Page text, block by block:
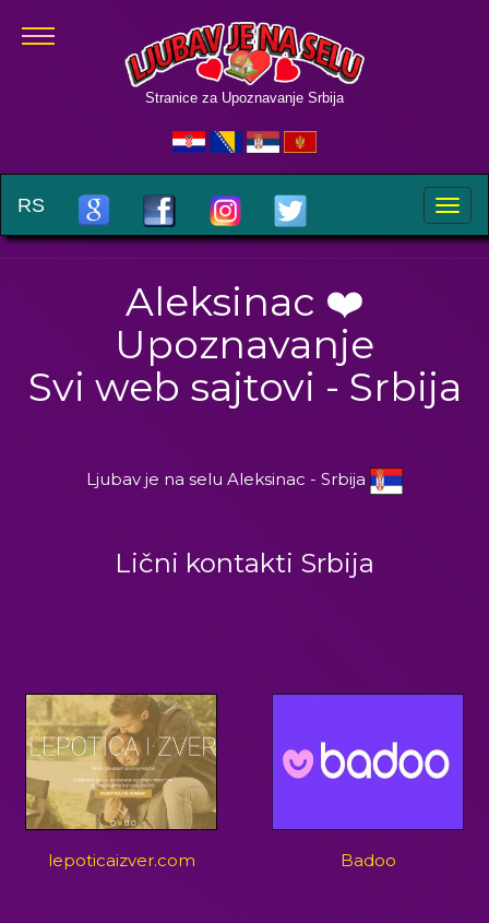
Stranice za Upoznavanje Srbija
Toggle
RS
Aleksinac ❤️
Upoznavanje
Svi web sajtovi - Srbija
Ljubav je na selu Aleksinac - Srbija
Lični kontakti Srbija
lepoticaizver.com Badoo